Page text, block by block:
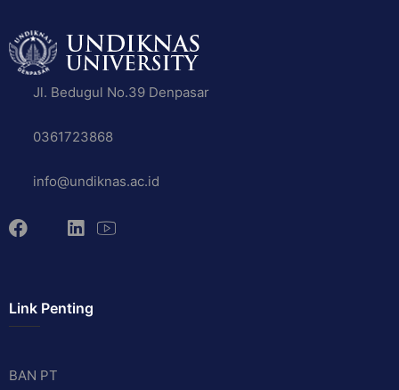
Jl. Bedugul No.39 Denpasar
0361723868
info@undiknas.ac.id
Link Penting
BAN PT